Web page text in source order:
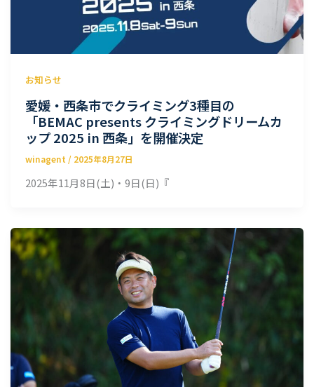
お知らせ
愛媛・西条市でクライミング3種目の
「BEMAC presents クライミングドリームカ
ップ 2025 in 西条」を開催決定
winagent/ 2025年8月27日
2025年11月8日(土)・9日(日)『